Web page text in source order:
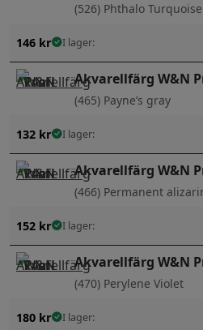
(526) Phthalo Turquoise
146 kr I lager:
Akvarellfärg W&N
(465) Payne’s gray
132 kr I lager:
Akvarellfärg W&N
(466) Permanent
152 kr I lager:
Akvarellfärg W&N
(470) Perylene Violet
180 kr I lager: